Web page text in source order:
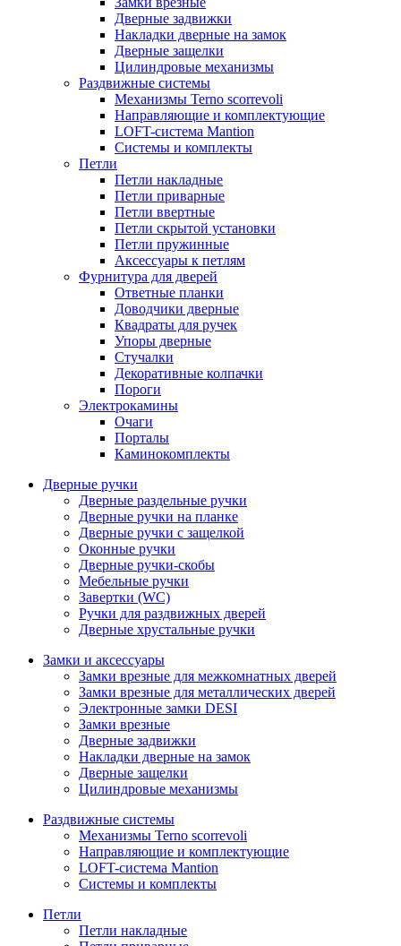
Дверные задвижки
Накладки дверные на замок
Дверные защелки
Цилиндровые механизмы
Раздвижные системы
Механизмы Terno scorrevoli
Направляющие и комплектующие
LOFT-cистема Mantion
Системы и комплекты
Петли
Петли накладные
Петли приварные
Петли ввертные
Петли скрытой установки
Петли пружинные
Аксессуары к петлям
Фурнитура для дверей
Ответные планки
Доводчики дверные
Квадраты для ручек
Упоры дверные
Стучалки
Декоративные колпачки
Пороги
Электрокамины
Очаги
Порталы
Каминокомплекты
Дверные ручки
Дверные раздельные ручки
Дверные ручки на планке
Дверные ручки с защелкой
Оконные ручки
Дверные ручки-скобы
Мебельные ручки
Завертки (WC)
Ручки для раздвижных дверей
Дверные хрустальные ручки
Замки и аксессуары
Замки врезные для межкомнатных дверей
Замки врезные для металлических дверей
Электронные замки DESI
Замки врезные
Дверные задвижки
Накладки дверные на замок
Дверные защелки
Цилиндровые механизмы
Раздвижные системы
Механизмы Terno scorrevoli
Направляющие и комплектующие
LOFT-cистема Mantion
Системы и комплекты
Петли
Петли накладные